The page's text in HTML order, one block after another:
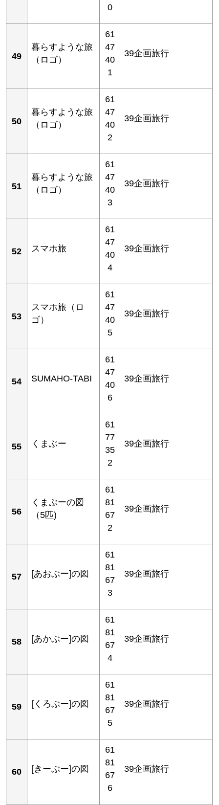
0
49
暮らすような旅
（ロゴ）
61
47
40
1
39企画旅行
50
暮らすような旅
（ロゴ）
61
47
40
2
39企画旅行
51
暮らすような旅
（ロゴ）
61
47
40
3
39企画旅行
52 スマホ旅
61
47
40
4
39企画旅行
53
スマホ旅（ロ
ゴ）
61
47
40
5
39企画旅行
54 SUMAHO-TABI
61
47
40
6
39企画旅行
55 くまぶー
61
77
35
2
39企画旅行
56
くまぶーの図
（5匹)
61
81
67
2
39企画旅行
57 [あおぶー]の図
61
81
67
3
39企画旅行
58 [あかぶー]の図
61
81
67
4
39企画旅行
59 [くろぶー]の図
61
81
67
5
39企画旅行
60 [きーぶー]の図
61
81
67
6
39企画旅行